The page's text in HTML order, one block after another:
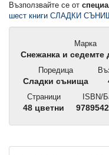
Възползвайте се от
шест книги СЛАДКИ
Марка
Снежанка и седемте
Поредица
Сладки сънища
Страници
48 цветни
ISBN/